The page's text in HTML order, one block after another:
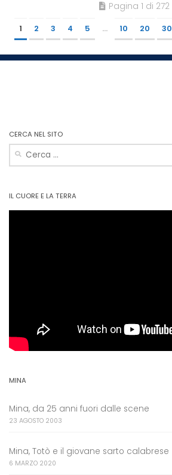
Pagina 1 di 272
1
2 3 4 5 ... 10 20 30
CERCA NEL SITO
Ricerca
per:
IL CUORE E LA TERRA
MINA
Mina, da 25 anni fuori dalle scene
23 AGOSTO 2003
Mina, Totò e il giovane sarto calabrese
6 MARZO 2020